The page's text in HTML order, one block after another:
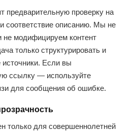
предварительную проверку на
соответствие описанию. Мы не
не модифицируем контент
только структурировать и
источники. Если вы
ссылку — используйте
для сообщения об ошибке.
только для совершеннолетней